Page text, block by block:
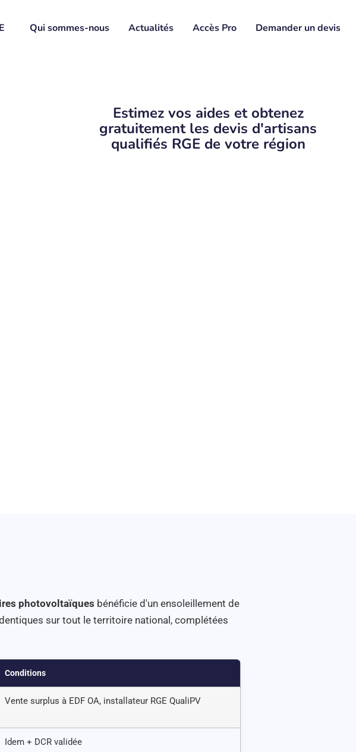
Qui sommes-nous Actualités Accès Pro Demander un devis
Estimez vos aides et obtenez
gratuitement les devis d'artisans
qualifiés RGE de votre région
photovoltaïques bénéficie d'un ensoleillement de
sur tout le territoire national, complétées
Conditions
Vente surplus à EDF OA, installateur RGE QualiPV
Idem + DCR validée